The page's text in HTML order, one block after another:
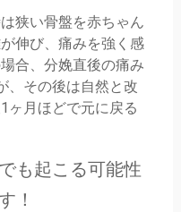
狭い骨盤を赤ちゃん
伸び、痛みを強く感
合、分娩直後の痛み
、その後は自然と改
ヶ月ほどで元に戻る
も起こる可能性
！